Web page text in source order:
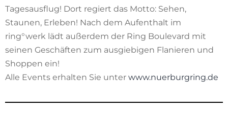
Tagesausflug! Dort regiert das Motto: Sehen,
Staunen, Erleben! Nach dem Aufenthalt im
ring°werk lädt außerdem der Ring Boulevard mit
seinen Geschäften zum ausgiebigen Flanieren und
Shoppen ein!
Alle Events erhalten Sie unter www.nuerburgring.de